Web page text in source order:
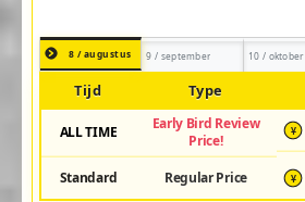
8 / augustus 9 / september 10 / oktober
Tijd Type
ALL TIME
Early Bird Review
Price!
¥
Standard Regular Price ¥